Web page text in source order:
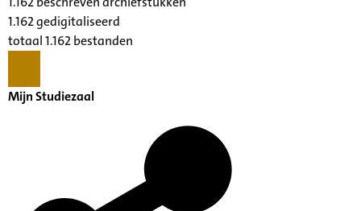
1.162 gedigitaliseerd
totaal 1.162 bestanden
Mijn Studiezaal